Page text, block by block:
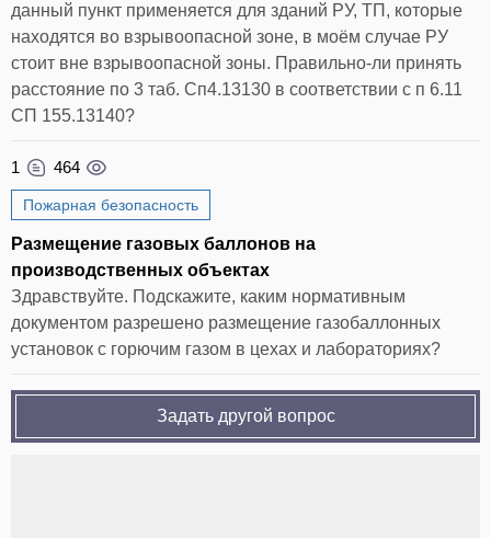
данный пункт применяется для зданий РУ, ТП, которые
находятся во взрывоопасной зоне, в моём случае РУ
стоит вне взрывоопасной зоны. Правильно-ли принять
расстояние по 3 таб. Сп4.13130 в соответствии с п 6.11
СП 155.13140?
1 464
Пожарная безопасность
Размещение газовых баллонов на
производственных объектах
Здравствуйте. Подскажите, каким нормативным
документом разрешено размещение газобаллонных
установок с горючим газом в цехах и лабораториях?
Задать другой вопрос